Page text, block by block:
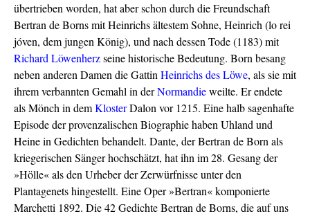
übertrieben worden, hat aber schon durch die Freundschaft
Bertran de Borns mit Heinrichs ältestem Sohne, Heinrich (lo rei
jóven, dem jungen König), und nach dessen Tode (1183) mit
Richard Löwenherzseine historische Bedeutung. Born besang
neben anderen Damen die GattinHeinrichs des Löwe, als sie mit
ihrem verbannten Gemahl in derNormandieweilte. Er endete
als Mönch in demKlosterDalon vor 1215. Eine halb sagenhafte
Episode der provenzalischen Biographie haben Uhland und
Heine in Gedichten behandelt. Dante, der Bertran de Born als
kriegerischen Sänger hochschätzt, hat ihn im 28. Gesang der
»Hölle« als den Urheber der Zerwürfnisse unter den
Plantagenets hingestellt. Eine Oper »Bertran« komponierte
Marchetti 1892. Die 42 Gedichte Bertran de Borns, die auf uns